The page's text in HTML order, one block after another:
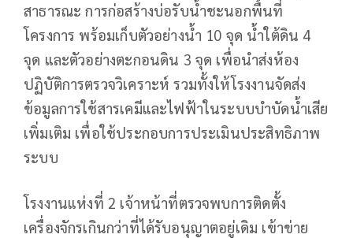
สาธารณะ การก่อสร้างบ่อรับน้ำชะนอกพื้นที่
โครงการ พร้อมเก็บตัวอย่างน้ำ 10 จุด น้ำใต้ดิน 4
จุด และตัวอย่างตะกอนดิน 3 จุด เพื่อนำส่งห้อง
ปฏิบัติการตรวจวิเคราะห์ รวมทั้งให้โรงงานจัดส่ง
ข้อมูลการใช้สารเคมีและไฟฟ้าในระบบบำบัดน้ำเสีย
เพิ่มเติม เพื่อใช้ประกอบการประเมินประสิทธิภาพ
ระบบ
โรงงานแห่งที่ 2 เจ้าหน้าที่ตรวจพบการติดตั้ง
เครื่องจักรเกินกว่าที่ได้รับอนุญาตอยู่เดิม เข้าข่าย